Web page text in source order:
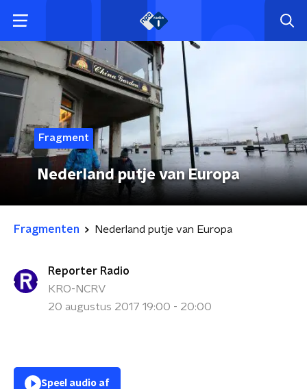
Fragment
Nederland putje van Europa
Fragmenten Nederland putje van Europa
Reporter Radio
KRO-NCRV
20 augustus 2017 19:00 - 20:00
Speel audio af